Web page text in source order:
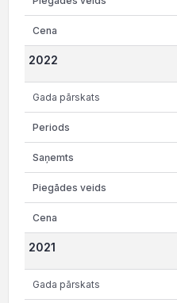
2022
Gada pārskats
2021
Gada pārskats